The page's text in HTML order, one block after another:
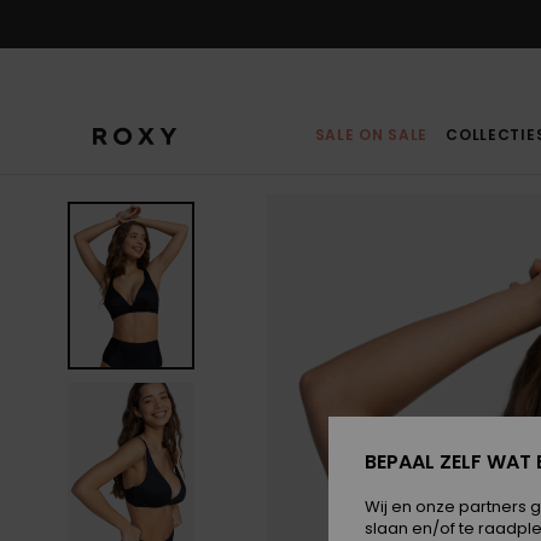
SALE ON SALE
BEPAAL ZELF WAT
Wij en onze partners
slaan en/of te